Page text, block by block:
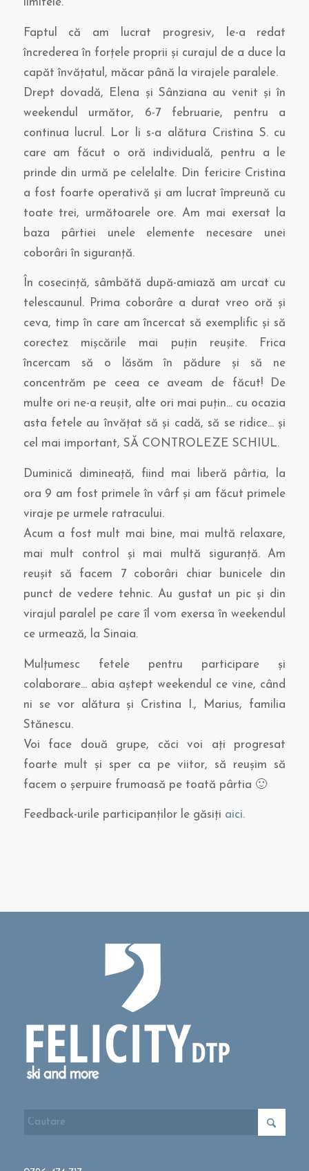
limitele.
Faptul că am lucrat progresiv, le-a redat
încrederea în forţele proprii şi curajul de a duce la
capăt învăţatul, măcar până la virajele paralele.
Drept dovadă, Elena şi Sânziana au venit şi în
weekendul următor, 6-7 februarie, pentru a
continua lucrul. Lor li s-a alătura Cristina S. cu
care am făcut o oră individuală, pentru a le
prinde din urmă pe celelalte. Din fericire Cristina
a fost foarte operativă şi am lucrat împreună cu
toate trei, următoarele ore. Am mai exersat la
baza pârtiei unele elemente necesare unei
coborâri în siguranţă.
În cosecinţă, sâmbătă după-amiază am urcat cu
telescaunul. Prima coborâre a durat vreo oră şi
ceva, timp în care am încercat să exemplific şi să
corectez mişcările mai puţin reuşite. Frica
încercam să o lăsăm în pădure şi să ne
concentrăm pe ceea ce aveam de făcut! De
multe ori ne-a reuşit, alte ori mai puţin… cu ocazia
asta fetele au învăţat să şi cadă, să se ridice… şi
cel mai important, SĂ CONTROLEZE SCHIUL.
Duminică dimineaţă, fiind mai liberă pârtia, la
ora 9 am fost primele în vârf şi am făcut primele
viraje pe urmele ratracului.
Acum a fost mult mai bine, mai multă relaxare,
mai mult control şi mai multă siguranţă. Am
reuşit să facem 7 coborâri chiar bunicele din
punct de vedere tehnic. Au gustat un pic şi din
virajul paralel pe care îl vom exersa în weekendul
ce urmează, la Sinaia.
Mulţumesc fetele pentru participare şi
colaborare… abia aştept weekendul ce vine, când
ni se vor alătura şi Cristina I., Marius, familia
Stănescu.
Voi face două grupe, căci voi aţi progresat
foarte mult şi sper ca pe viitor, să reuşim să
facem o şerpuire frumoasă pe toată pârtia 🙂
Feedback-urile participanţilor le găsiţi aici.